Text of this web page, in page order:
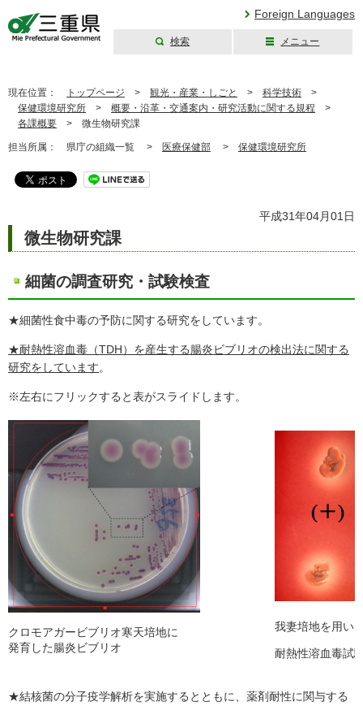
Foreign Languages
検索 メニュー
現在位置： トップページ > 観光・産業・しごと > 科学技術 >
保健環境研究所 > 概要・沿革・交通案内・研究活動に関する規程 >
各課概要 > 微生物研究課
担当所属： 県庁の組織一覧 > 医療保健部 > 保健環境研究所
平成31年04月01日
微生物研究課
細菌の調査研究・試験検査
★細菌性食中毒の予防に関する研究をしています。
★耐熱性溶血毒（TDH）を産生する腸炎ビブリオの検出法に関する
研究をしています。
※左右にフリックすると表がスライドします。
クロモアガービブリオ寒天培地に
発育した腸炎ビブリオ
我妻培地を用い
耐熱性溶血毒試
★結核菌の分子疫学解析を実施するとともに、薬剤耐性に関与する